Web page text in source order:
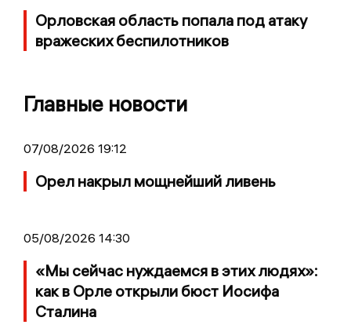
Орловская область попала под атаку
вражеских беспилотников
Главные новости
07/08/2026 19:12
Орел накрыл мощнейший ливень
05/08/2026 14:30
«Мы сейчас нуждаемся в этих людях»:
как в Орле открыли бюст Иосифа
Сталина